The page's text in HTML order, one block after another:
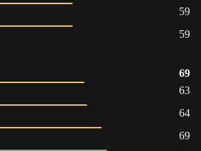
59
59
69
63
64
69